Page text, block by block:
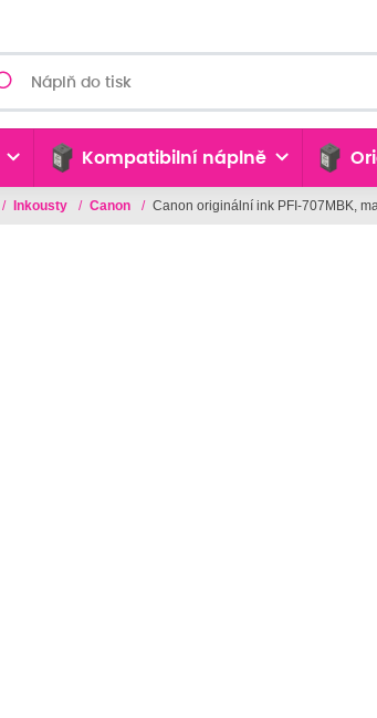
Kompatibilní náplně
/ Inkousty / Canon / Canon originální ink PFI-707MBK,